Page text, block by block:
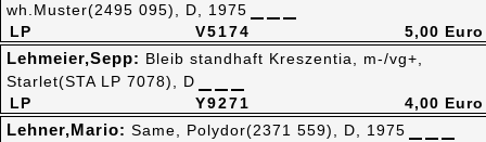
V5174
LP
wh.Muster(2495 095), D, 1975
5,00 Euro
Y9271
LP
Lehmeier,Sepp: Bleib standhaft Kreszentia, m-/vg+,
Starlet(STA LP 7078), D
4,00 Euro
Lehner,Mario: Same, Polydor(2371 559), D, 1975